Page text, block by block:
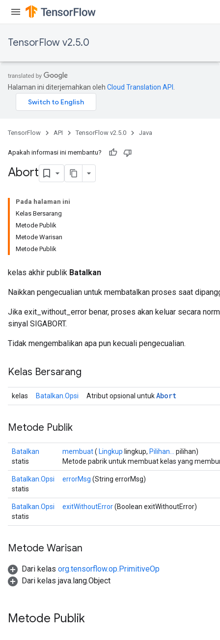
TensorFlow v2.5.0
Halaman ini diterjemahkan oleh Cloud Translation API
TensorFlow API TensorFlow v2.5.0 Java
Apakah informasi ini membantu?
Abort
Pada halaman ini
Kelas Bersarang
Metode Publik
Metode Warisan
Metode Publik
kelas akhir publik Batalkan
Naikkan pengecualian untuk membatalkan proses saat
Jika exit_without_error benar, proses akan keluar secara
sinyal SIGABORT.
Tidak mengembalikan apa pun kecuali pengecualian.
Kelas Bersarang
kelas Batalkan.Opsi Atribut opsional untukAbort
Metode Publik
Batalkan
statis
membuat( Lingkup lingkup, Pilihan...
pilihan)
Metode pabrik untuk membuat kelas yang
Batalkan.Opsi
statis
errorMsg (String errorMsg)
Batalkan.Opsi
statis
exitWithoutError(Boolean exitWithoutError)
Metode Warisan
Dari kelas org.tensorflow.op.PrimitiveOp
Dari kelas java.lang.Object
Metode Publik